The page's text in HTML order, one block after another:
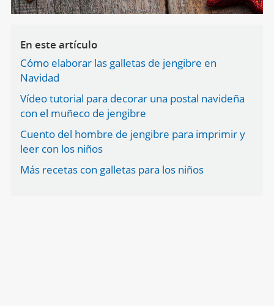
En este artículo
Cómo elaborar las galletas de jengibre en
Navidad
Vídeo tutorial para decorar una postal navideña
con el muñeco de jengibre
Cuento del hombre de jengibre para imprimir y
leer con los niños
Más recetas con galletas para los niños